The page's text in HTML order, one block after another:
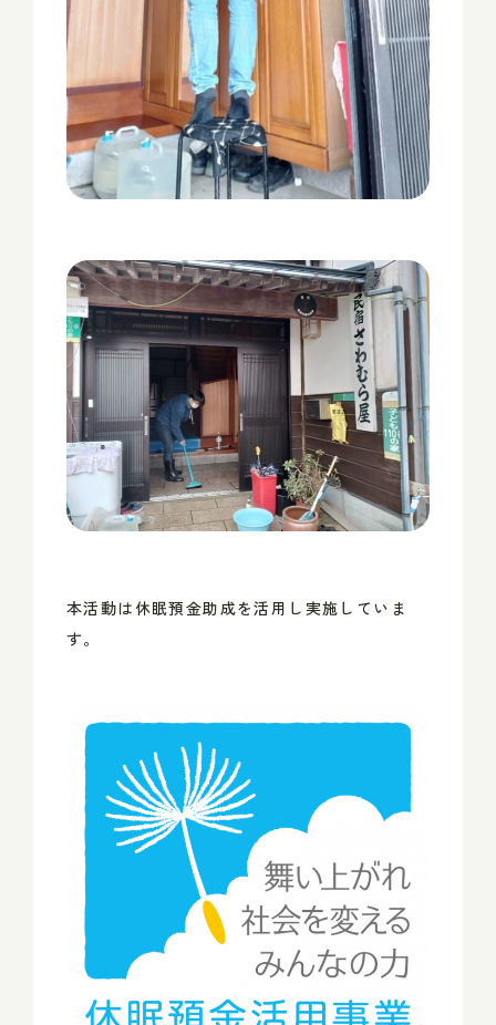
本活動は休眠預金助成を活用し実施していま
す。